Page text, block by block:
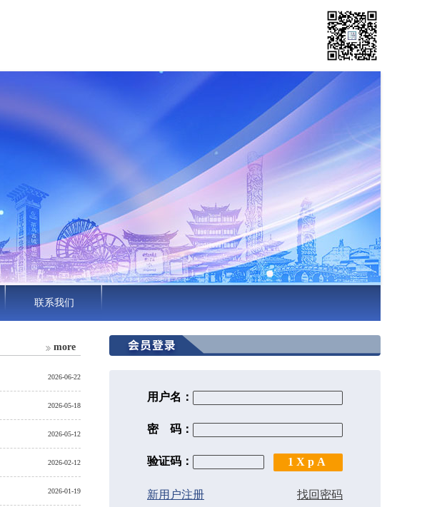
联系我们
more
2026-06-22
2026-05-18
2026-05-12
2026-02-12
2026-01-19
用户名：
密 码：
验证码： 1XpA
新用户注册 找回密码